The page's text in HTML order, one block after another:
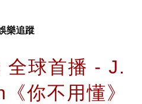
樂追蹤
全球首播 - J.
你不用懂》